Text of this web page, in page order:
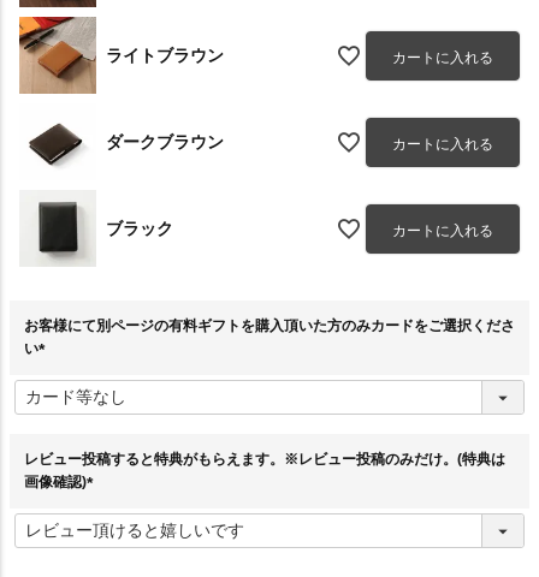
ライトブラウン カートに入れる
ダークブラウン カートに入れる
ブラック カートに入れる
お客様にて別ページの有料ギフトを購入頂いた方のみカードをご選択くださ
い
必
須
レビュー投稿すると特典がもらえます。※レビュー投稿のみだけ。(特典は
画像確認)
必
須